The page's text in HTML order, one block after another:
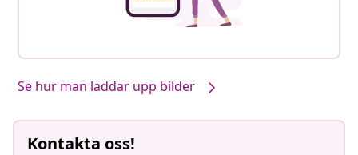
Se hur man laddar upp bilder
Kontakta oss!